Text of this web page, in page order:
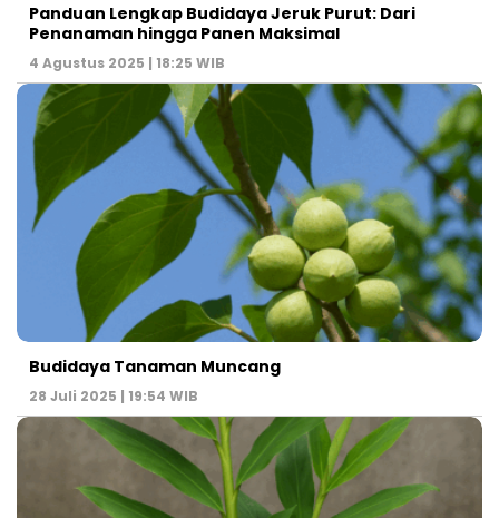
Panduan Lengkap Budidaya Jeruk Purut: Dari
Penanaman hingga Panen Maksimal
4 Agustus 2025 | 18:25 WIB
Budidaya Tanaman Muncang
28 Juli 2025 | 19:54 WIB